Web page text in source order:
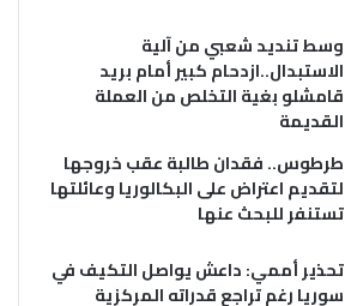
وسط تنديد شعبي من آلية
الاستبدال..ازدحام كبير أمام بريد
قامشلو بغية التخلص من العملة
القديمة
طرطوس.. فقدان طالبة عقب خروجها
لتقديم اعتراض على البكالوريا وعائلتها
تستنفر للبحث عنها
تحذير أممي: داعش يواصل التكيف في
سوريا رغم تراجع قدراته المركزية